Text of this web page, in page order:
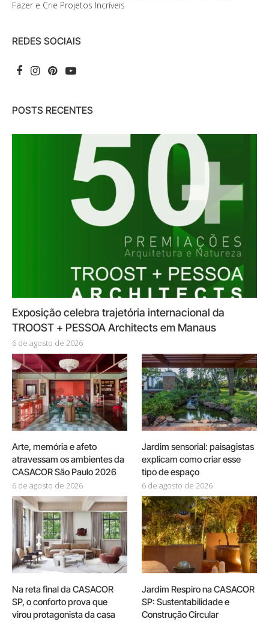
Fazer e Crie Projetos Incríveis
REDES SOCIAIS
POSTS RECENTES
Exposição celebra trajetória internacional da
TROOST + PESSOA Architects em Manaus
6 de agosto de 2026
Arte, memória e afeto
atravessam os ambientes da
CASACOR São Paulo 2026
6 de agosto de 2026
Jardim sensorial: paisagistas
explicam como criar esse
tipo de espaço
6 de agosto de 2026
Na reta final da CASACOR
SP, o conforto prova que
virou protagonista da casa
Jardim Respiro na CASACOR
SP: Sustentabilidade e
Construção Circular